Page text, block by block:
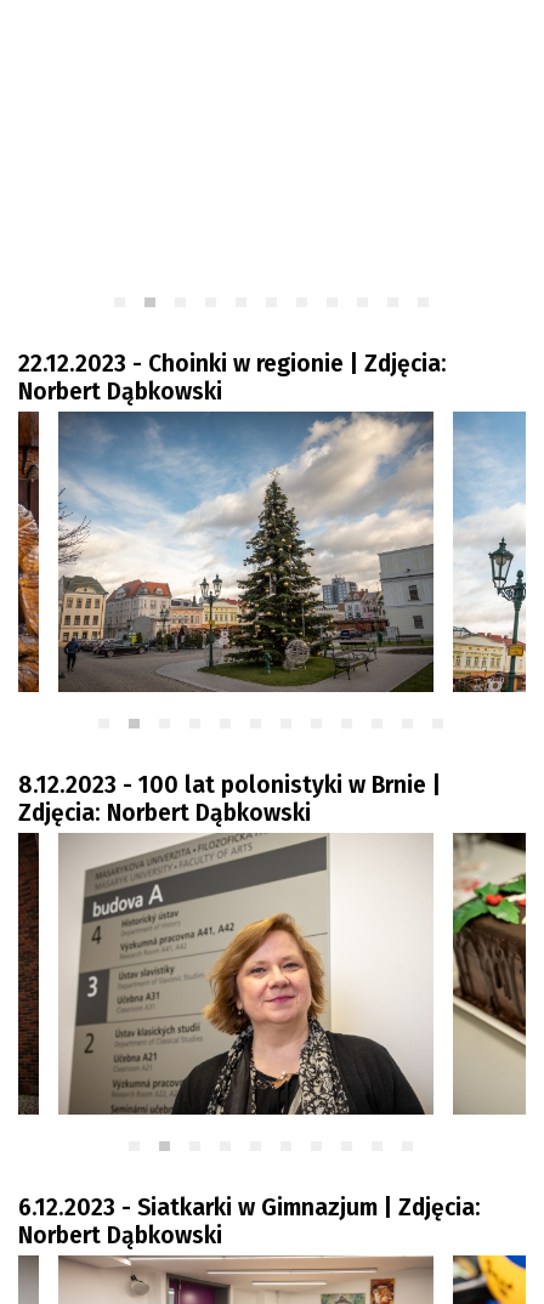
Kongres Polaków
Sejmiki Gminne 2024
PZKO
Placówki dyplomatyczne w CZ
English Voice
Kultura
Recenzje
Pop Art
Wydarzenia
Nasze biblioteki
Publicystyka
Zdaniem...
Pre-teksty i kon-teksty Łęckiego
Na posiónku pisane Milerskiego (archiwum)
Na granicy Księstwa Drobika (archiwum)
Podróże małe i duże Skałki
Historia
Podróże
Wywiady
Rodziny wielodzietne
Nauka
Szkoły podstawowe
Szkoły średnie
22.12.2023 - Choinki w regionie | Zdjęcia:
Norbert Dąbkowski
8.12.2023 - 100 lat polonistyki w Brnie |
Zdjęcia: Norbert Dąbkowski
6.12.2023 - Siatkarki w Gimnazjum | Zdjęcia:
Norbert Dąbkowski